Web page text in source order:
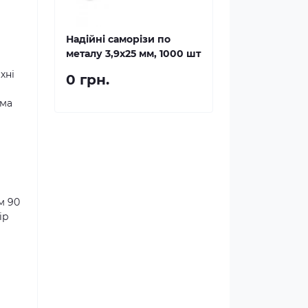
90
Надійні саморізи по
металу 3,9x25 мм, 1000 шт
0 грн.